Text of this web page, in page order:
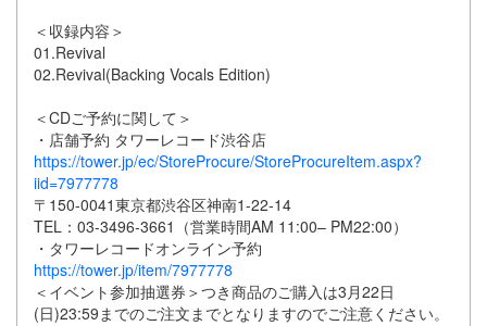
＜収録内容＞
01.Revival
02.Revival(Backing Vocals Edition)
＜CDご予約に関して＞
・店舗予約 タワーレコード渋谷店
https://tower.jp/ec/StoreProcure/StoreProcureItem.aspx?
iid=7977778
〒150-0041東京都渋谷区神南1-22-14
TEL：03-3496-3661（営業時間AM 11:00– PM22:00）
・タワーレコードオンライン予約
https://tower.jp/item/7977778
＜イベント参加抽選券＞つき商品のご購入は3月22日
(日)23:59までのご注文までとなりますのでご注意ください。